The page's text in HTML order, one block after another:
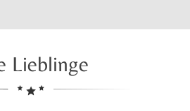
Lieblinge